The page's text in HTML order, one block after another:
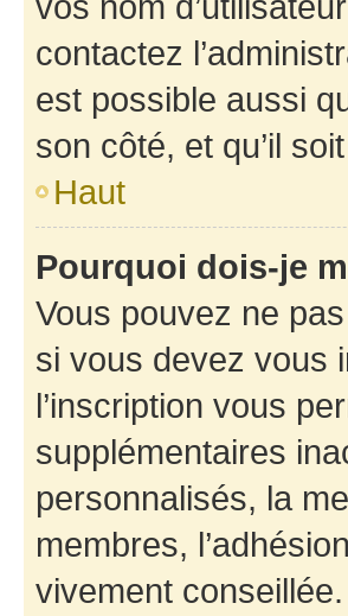
contactez
est possible aussi
son côté, et qu’il
Haut
Pourquoi dois-je
Vous pouvez ne
si vous devez vous
l’inscription vous
supplémentaires
personnalisés, la
membres,
vivement conseillée.